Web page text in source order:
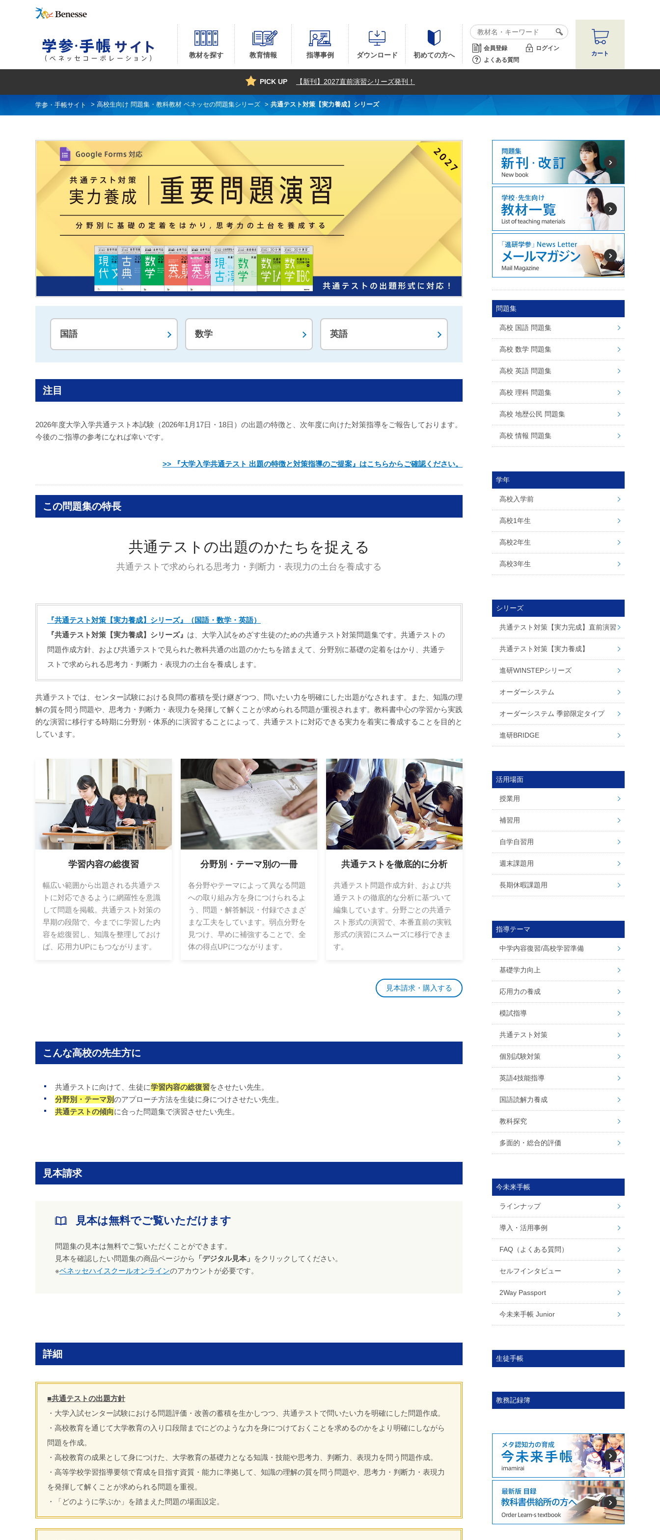
教材を探す 教育情報 指導事例 ダウンロード 初めての方へ
会員登録
ログイン
よくある質問
カート
PICK UP 【新刊】2027直前演習シリーズ発刊！
> 高校生向け 問題集・教科教材 ベネッセの問題集シリーズ > 共通テスト対策【実力養成】シリーズ
問題集
高校 国語 問題集
高校 数学 問題集
高校 英語 問題集
高校 理科 問題集
高校 地歴公民 問題集
高校 情報 問題集
学年
高校入学前
高校1年生
高校2年生
高校3年生
シリーズ
共通テスト対策【実力完成】直前演習
共通テスト対策【実力養成】
進研WINSTEPシリーズ
オーダーシステム
オーダーシステム 季節限定タイプ
進研BRIDGE
活用場面
授業用
補習用
自学自習用
週末課題用
長期休暇課題用
指導テーマ
中学内容復習/高校学習準備
基礎学力向上
応用力の養成
模試指導
共通テスト対策
個別試験対策
英語4技能指導
国語読解力養成
教科探究
多面的・総合的評価
今未来手帳
ラインナップ
導入・活用事例
FAQ（よくある質問）
セルフインタビュー
2Way Passport
今未来手帳 Junior
生徒手帳
教務記録簿
国語 数学 英語
注目
2026年度大学入学共通テスト本試験（2026年1月17日・18日）の出題の特徴と、次年度に向けた対策指導をご報告しております。
今後のご指導の参考になれば幸いです。
>> 『大学入学共通テスト 出題の特徴と対策指導のご提案』はこちらからご確認ください。
この問題集の特長
共通テストの出題のかたちを捉える
共通テストで求められる思考力・判断力・表現力の土台を養成する
『共通テスト対策【実力養成】シリーズ』（国語・数学・英語）
『共通テスト対策【実力養成】シリーズ』 は、大学入試をめざす生徒のための共通テスト対策問題集です。共通テストの
問題作成方針、および共通テストで見られた教科共通の出題のかたちを踏まえて、分野別に基礎の定着をはかり、共通テ
ストで求められる思考力・判断力・表現力の土台を養成します。
共通テストでは、センター試験における良問の蓄積を受け継ぎつつ、問いたい力を明確にした出題がなされます。また、知識の理
解の質を問う問題や、思考力・判断力・表現力を発揮して解くことが求められる問題が重視されます。教科書中心の学習から実践
的な演習に移行する時期に分野別・体系的に演習することによって、共通テストに対応できる実力を着実に養成することを目的と
しています。
学習内容の総復習
幅広い範囲から出題される共通テス
トに対応できるように網羅性を意識
して問題を掲載。共通テスト対策の
早期の段階で、今までに学習した内
容を総復習し、知識を整理しておけ
ば、応用力UPにもつながります。
分野別・テーマ別の一冊
各分野やテーマによって異なる問題
への取り組み方を身につけられるよ
う、問題・解答解説・付録でさまざ
まな工夫をしています。弱点分野を
見つけ、早めに補強することで、全
体の得点UPにつながります。
共通テストを徹底的に分析
共通テスト問題作成方針、および共
通テストの徹底的な分析に基づいて
編集しています。分野ごとの共通テ
スト形式の演習で、本番直前の実戦
形式の演習にスムーズに移行できま
す。
見本請求・購入する
こんな高校の先生方に
共通テストに向けて、生徒に学習内容の総復習をさせたい先生。
分野別・テーマ別のアプローチ方法を生徒に身につけさせたい先生。
共通テストの傾向に合った問題集で演習させたい先生。
見本請求
見本は無料でご覧いただけます
問題集の見本は無料でご覧いただくことができます。
見本を確認したい問題集の商品ページから
「デジタル見本」 をクリックしてください。
※ベネッセハイスクールオンラインのアカウントが必要です。
詳細
■共通テストの出題方針
・大学入試センター試験における問題評価・改善の蓄積を生かしつつ、共通テストで問いたい力を明確にした問題作成。
・高校教育を通じて大学教育の入り口段階までにどのような力を身につけておくことを求めるのかをより明確にしながら
問題を作成。
・高校教育の成果として身につけた、大学教育の基礎力となる知識・技能や思考力、判断力、表現力を問う問題作成。
・高等学校学習指導要領で育成を目指す資質・能力に準拠して、知識の理解の質を問う問題や、思考力・判断力・表現力
を発揮して解くことが求められる問題を重視。
・「どのように学ぶか」を踏まえた問題の場面設定。